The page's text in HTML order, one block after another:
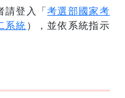
請登入「考選部國家考
系統 ），並依系統指示